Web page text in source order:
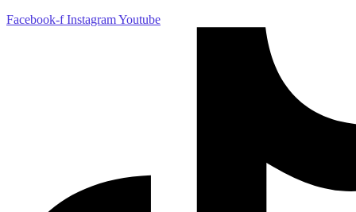
Facebook-f InstagramYoutube